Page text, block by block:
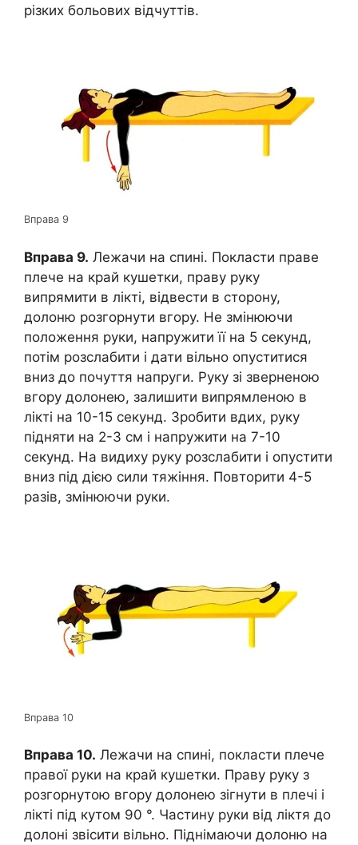
різких больових відчуттів.
Вправа 9
Вправа 9. Лежачи на спині. Покласти праве
плече на край кушетки, праву руку
випрямити в лікті, відвести в сторону,
долоню розгорнути вгору. Не змінюючи
положення руки, напружити її на 5 секунд,
потім розслабити і дати вільно опуститися
вниз до почуття напруги. Руку зі зверненою
вгору долонею, залишити випрямленою в
лікті на 10-15 секунд. Зробити вдих, руку
підняти на 2-3 см і напружити на 7-10
секунд. На видиху руку розслабити і опустити
вниз під дією сили тяжіння. Повторити 4-5
разів, змінюючи руки.
Вправа 10
Вправа 10. Лежачи на спині, покласти плече
правої руки на край кушетки. Праву руку з
розгорнутою вгору долонею зігнути в плечі і
лікті під кутом 90 °. Частину руки від ліктя до
долоні звісити вільно. Піднімаючи долоню на